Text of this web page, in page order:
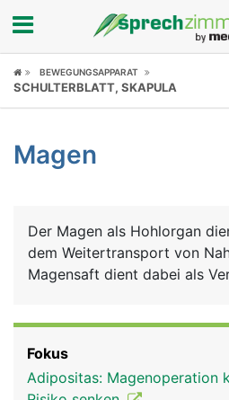
Fokus
Symptome
News
Rubriken
BEWEGUNGSAPPARAT
SCHULTERBLATT, SKAPULA
Magen
Der Magen als Hohlorgan
dem Weitertransport von
Magensaft dient dabei als
Fokus
Adipositas: Magenoperation